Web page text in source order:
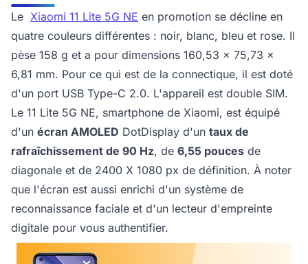
Le Xiaomi 11 Lite 5G NE en promotion se décline en
quatre couleurs différentes : noir, blanc, bleu et rose. Il
pèse 158 g et a pour dimensions 160,53 x 75,73 x
6,81 mm. Pour ce qui est de la connectique, il est doté
d'un port USB Type-C 2.0. L'appareil est double SIM.
Le 11 Lite 5G NE, smartphone de Xiaomi, est équipé
d'un écran AMOLED DotDisplay d'un taux de
rafraîchissement de 90 Hz, de 6,55 pouces de
diagonale et de 2400 X 1080 px de définition. À noter
que l'écran est aussi enrichi d'un système de
reconnaissance faciale et d'un lecteur d'empreinte
digitale pour vous authentifier.